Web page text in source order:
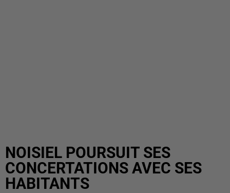
NOISIEL POURSUIT SES
CONCERTATIONS AVEC SES
HABITANTS